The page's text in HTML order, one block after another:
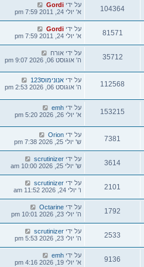
104364 על ידי Gordi
א' יולי 24, 2011 7:59 pm
81571 על ידי Gordi
א' יולי 24, 2011 7:59 pm
35712 על ידי אורח
ה' אוגוסט 06, 2026 9:07 pm
112568 על ידי אנונימוס123
ה' אוגוסט 06, 2026 2:53 pm
153215 על ידי emh
א' יולי 26, 2026 5:20 pm
7381 על ידי Orion
ש' יולי 25, 2026 7:38 pm
3614 על ידי scrutinizer
ש' יולי 25, 2026 10:00 am
2101 על ידי scrutinizer
ו' יולי 24, 2026 11:52 am
1792 על ידי Octarine
ה' יולי 23, 2026 10:01 pm
2533 על ידי scrutinizer
ה' יולי 23, 2026 5:53 pm
9136 על ידי emh
א' יולי 19, 2026 4:16 pm